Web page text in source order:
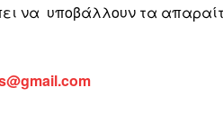
να υποβάλλουν τα